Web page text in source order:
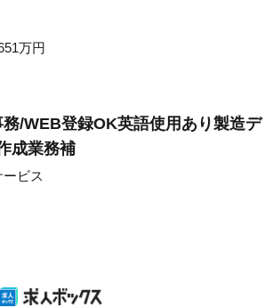
万円
/WEB登録OK英語使用あり製造デ
成業務補
ビス